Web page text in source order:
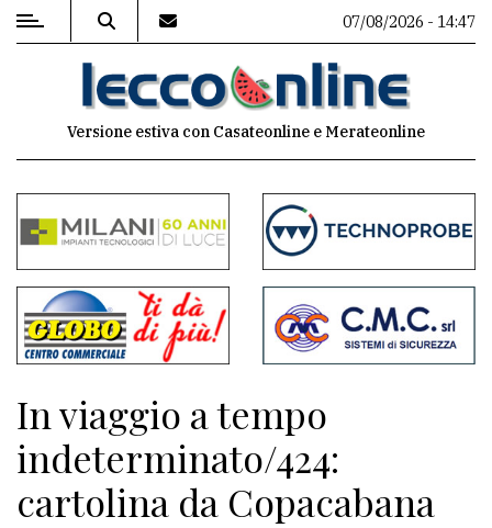
MENU
commenti
Contenuti
del
sito
Meteo
CONTATTI
07/08/2026 - 14:47
Versione estiva con Casateonline e Merateonline
In viaggio a tempo
indeterminato/424:
cartolina da Copacabana